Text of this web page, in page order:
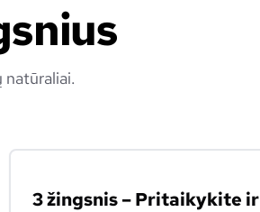
natūraliai.
3 žingsnis – Pritaikykite ir